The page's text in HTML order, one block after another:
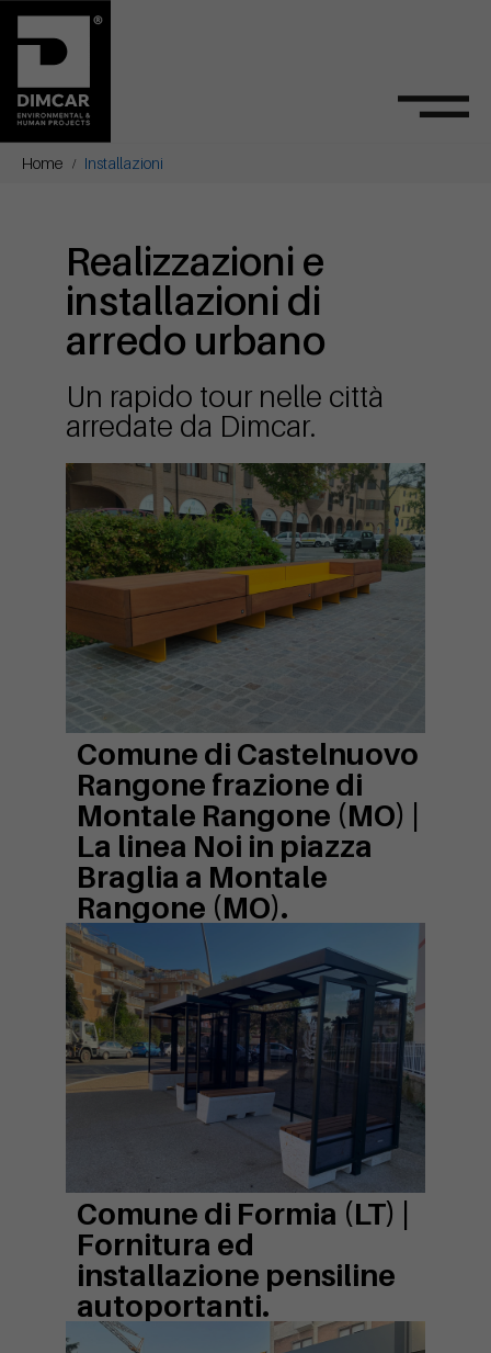
Home Installazioni
Realizzazioni e
installazioni di
arredo urbano
Un rapido tour nelle città
arredate da Dimcar.
Comune di Castelnuovo
Rangone frazione di
Montale Rangone (MO) |
La linea Noi in piazza
Braglia a Montale
Rangone (MO).
Comune di Formia (LT) |
Fornitura ed
installazione pensiline
autoportanti.